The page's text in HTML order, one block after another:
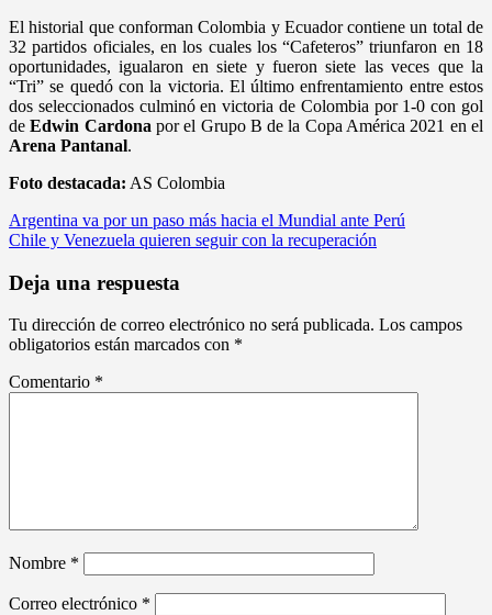
El historial que conforman Colombia y Ecuador contiene un total de
32 partidos oficiales, en los cuales los “Cafeteros” triunfaron en 18
oportunidades, igualaron en siete y fueron siete las veces que la
“Tri” se quedó con la victoria. El último enfrentamiento entre estos
dos seleccionados culminó en victoria de Colombia por 1-0 con gol
deEdwin Cardona por el Grupo B de la Copa América 2021 en el
Arena Pantanal.
Foto destacada: AS Colombia
Navegación
de
entradas
Argentina va por un paso más hacia el Mundial ante Perú
Chile y Venezuela quieren seguir con la recuperación
Deja una respuesta
Tu dirección de correo electrónico no será publicada. Los campos
obligatorios están marcados con *
Comentario *
Nombre *
Correo electrónico *